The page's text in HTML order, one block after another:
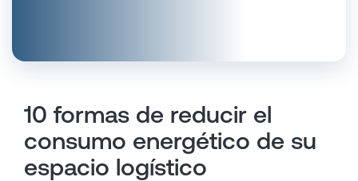
10 formas de reducir el
consumo energético de su
espacio logístico